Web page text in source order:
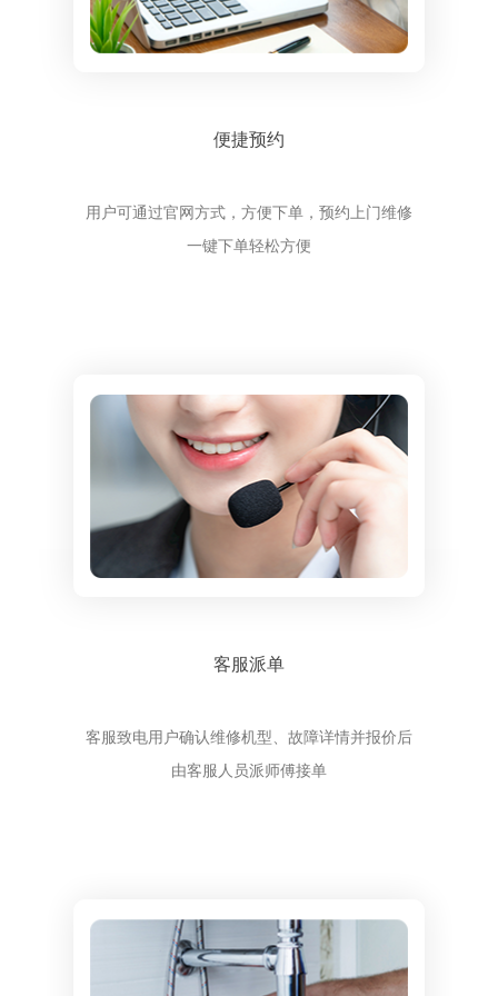
便捷预约
用户可通过官网方式，方便下单，预约上门维修
一键下单轻松方便
客服派单
客服致电用户确认维修机型、故障详情并报价后
由客服人员派师傅接单